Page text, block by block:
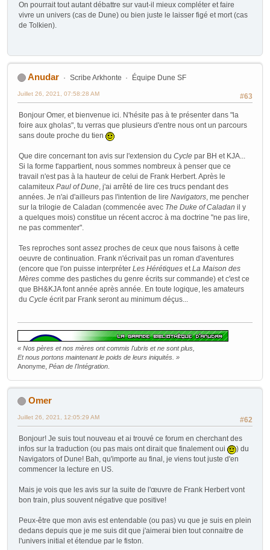
On pourrait tout autant débattre sur vaut-il mieux compléter et faire
vivre un univers (cas de Dune) ou bien juste le laisser figé et mort (cas
de Tolkien).
Anudar Scribe Arkhonte Équipe Dune SF
#63
Juillet 26, 2021, 07:58:28 AM
Bonjour Omer, et bienvenue ici. N'hésite pas à te présenter dans "la
foire aux gholas", tu verras que plusieurs d'entre nous ont un parcours
sans doute proche du tien
Que dire concernant ton avis sur l'extension du Cycle par BH et KJA...
Si la forme t'appartient, nous sommes nombreux à penser que ce
travail n'est pas à la hauteur de celui de Frank Herbert. Après le
calamiteux Paul of Dune, j'ai arrêté de lire ces trucs pendant des
années. Je n'ai d'ailleurs pas l'intention de lire Navigators, me pencher
sur la trilogie de Caladan (commencée avec The Duke of Caladan il y
a quelques mois) constitue un récent accroc à ma doctrine "ne pas lire,
ne pas commenter".
Tes reproches sont assez proches de ceux que nous faisons à cette
oeuvre de continuation. Frank n'écrivait pas un roman d'aventures
(encore que l'on puisse interpréter Les Hérétiques etLa Maison des
Mères comme des pastiches du genre écrits sur commande) et c'est ce
que BH&KJA font année après année. En toute logique, les amateurs
du Cycle écrit par Frank seront au minimum déçus...
« Nos pères et nos mères ont commis l'ubris et ne sont plus,
Et nous portons maintenant le poids de leurs iniquités. »
Anonyme, Péan de l'Intégration
Omer
#62
Juillet 26, 2021, 12:05:29 AM
Bonjour! Je suis tout nouveau et ai trouvé ce forum en cherchant des
infos sur la traduction (ou pas mais ont dirait que finalement oui
) du
Navigators of Dune! Bah, qu'importe au final, je viens tout juste d'en
commencer la lecture en US.
Mais je vois que les avis sur la suite de l'œuvre de Frank Herbert vont
bon train, plus souvent négative que positive!
Peux-être que mon avis est entendable (ou pas) vu que je suis en plein
dedans depuis que je me suis dit que j'aimerai bien tout connaitre de
l'univers initial et étendue par le fiston.